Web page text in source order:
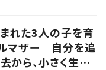
れた3人の子を育
マザー 自分を追
から、小さく生ま